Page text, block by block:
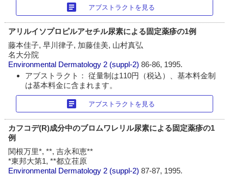
article アブストラクトを見る
アリルイソプロピルアセチル尿素による固定薬疹の1例
藤本佳子, 早川律子, 加藤佳美, 山村真弘
名大分院
Environmental Dermatology 2 (suppl-2)86-86, 1995.
アブストラクト： 従量制は110円（税込）、基本料金制
は基本料金に含まれます。
article アブストラクトを見る
カフコデ(R)成分中のブロムワレリル尿素による固定薬疹の1
例
関根万里*, **, 吉永和恵**
*東邦大第1, **都立荏原
Environmental Dermatology 2 (suppl-2)87-87, 1995.